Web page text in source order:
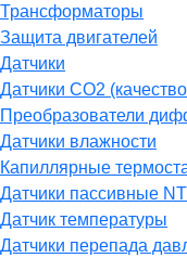
Трансформаторы
Защита двигателей
Датчики
Датчики СО2
Преобразователи
Датчики влажности
Капиллярные
Датчики пассивные
Датчик температуры
Датчики перепада